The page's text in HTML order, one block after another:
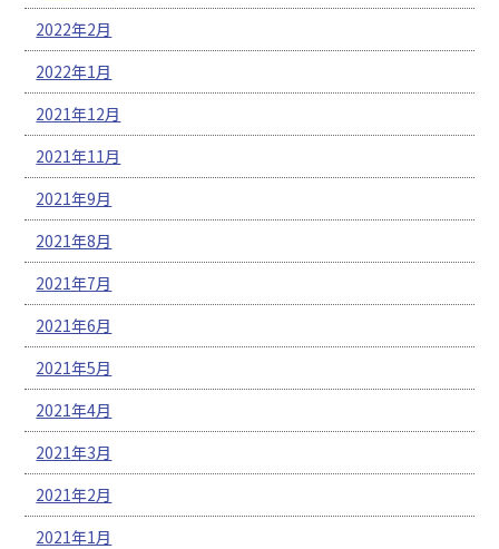
2022年2月
2022年1月
2021年12月
2021年11月
2021年9月
2021年8月
2021年7月
2021年6月
2021年5月
2021年4月
2021年3月
2021年2月
2021年1月